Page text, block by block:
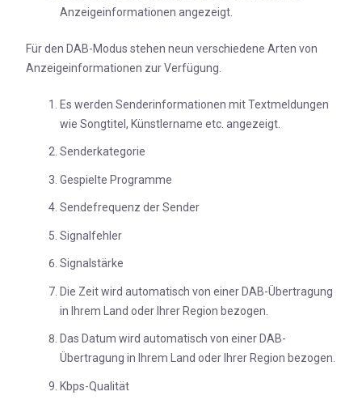
Anzeigeinformationen angezeigt.
Für den DAB-Modus stehen neun verschiedene Arten von
Anzeigeinformationen zur Verfügung.
Es werden Senderinformationen mit Textmeldungen
wie Songtitel, Künstlername etc. angezeigt.
Senderkategorie
Gespielte Programme
Sendefrequenz der Sender
Signalfehler
Signalstärke
Die Zeit wird automatisch von einer DAB-Übertragung
in Ihrem Land oder Ihrer Region bezogen.
Das Datum wird automatisch von einer DAB-
Übertragung in Ihrem Land oder Ihrer Region bezogen.
Kbps-Qualität